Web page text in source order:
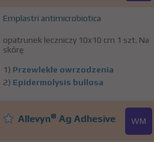
Emplastri antimicrobiotica
opatrunek leczniczy 10x10 cm 1 szt. Na
skórę
1) Przewlekłe owrzodzenia
2) Epidermolysis bullosa
Allevyn® Ag Adhesive WM